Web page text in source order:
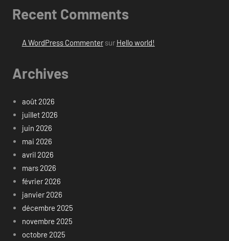
Recent Comments
A WordPress Commentersur Hello world!
Archives
août 2026
juillet 2026
juin 2026
mai 2026
avril 2026
mars 2026
février 2026
janvier 2026
décembre 2025
novembre 2025
octobre 2025